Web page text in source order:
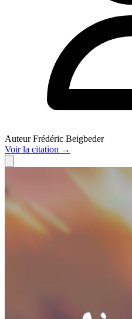
Auteur Frédéric Beigbeder
Voirla citation →